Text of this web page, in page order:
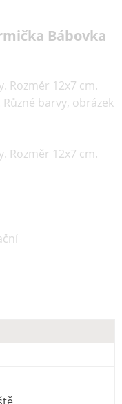
Bábovka
Rozměr 12x7 cm.
barvy, obrázek
Rozměr 12x7 cm.